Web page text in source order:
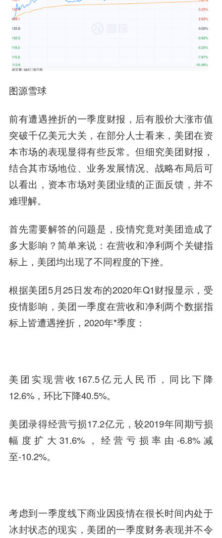
图源雪球
前有遭遇挫折的一季度财报，后有股价大涨市值
突破千亿美元大关，在部分人士看来，美团在资
本市场的表现显得有些反常。但细究美团财报，
结合其市场地位、业务发展情况、战略布局后可
以看出，资本市场对美团业绩的正面反馈，并不
难理解。
首先需要解答的问题是，疫情究竟对美团造成了
多大影响？简单来说：在营收和净利两个关键指
标上，美团均出现了不同程度的下挫。
根据美团5月25日发布的2020年Q1财报显示，受
疫情影响，美团一季度在营收和净利两个数据指
标上皆遭遇挫折，2020年*季度：
美团实现营收167.5亿元人民币，同比下降
12.6%，环比下降40.5%。
美团录得经营亏损17.2亿元，较2019年同期亏损
幅度扩大31.6%，经营亏损率由-6.8%减
至-10.2%。
考虑到一季度线下商业因疫情在很长时间内处于
冰封状态的现实，美团的一季度财务表现并不令